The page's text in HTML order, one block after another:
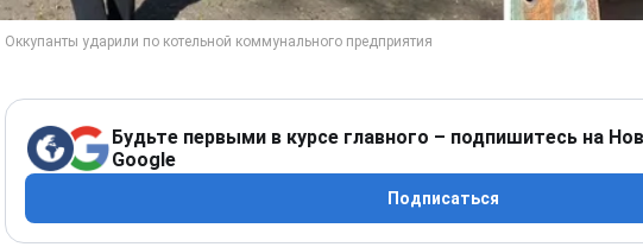
Будьте первыми в курсе главного – подпишитесь на
Google
Подписаться